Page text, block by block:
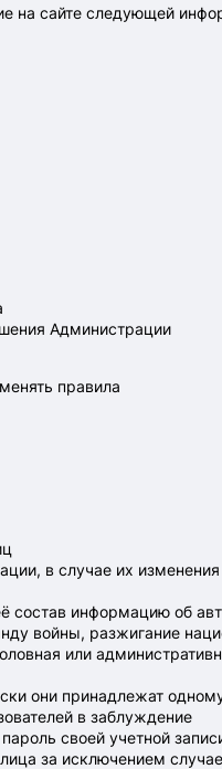
на сайте следующей
Администрации
правила
в случае их изменения
состав информацию об
войны, разжигание
или
они принадлежат
в заблуждение
своей учетной
за исключением